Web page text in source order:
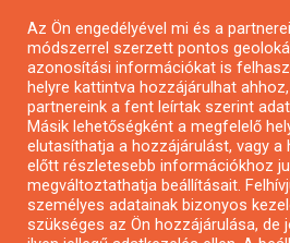
Pályázatok magánszemélyeknek
Pályázatok civil szervezeteknek
Pályázatok vállalkozásoknak
Önkormányzati pályázatok
Mezőgazdasági pályázatok
Falusi turizmus pályázatok
Az Ön engedélyével mi és a
módszerrel szerzett pontos
azonosítási információkat is
helyre kattintva hozzájárulhat
partnereink a fent leírtak szerint
Másik lehetőségként a megfelelő
elutasíthatja a hozzájárulást, vagy
előtt részletesebb információkhoz
megváltoztathatja beállításait.
személyes adatainak bizonyos
szükséges az Ön hozzájárulása, de